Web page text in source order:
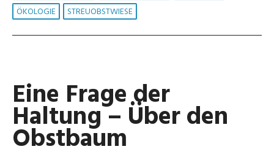
ÖKOLOGIE
STREUOBSTWIESE
Eine Frage der
Haltung – Über den
Obstbaum